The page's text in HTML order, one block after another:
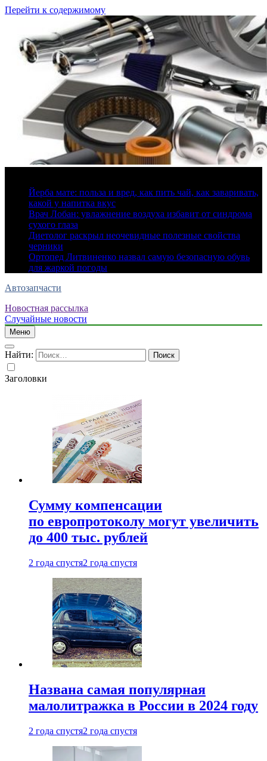
Перейти к содержимому
Йерба мате: польза и вред, как пить чай, как заваривать,
какой у напитка вкус
Врач Лобан: увлажнение воздуха избавит от синдрома
сухого глаза
Диетолог раскрыл неочевидные полезные свойства
черники
Ортопед Литвиненко назвал самую безопасную обувь
для жаркой погоды
Автозапчасти
Новостная рассылка
Случайные новости
Меню
Найти:
Заголовки
Сумму компенсации
по европротоколу могут увеличить
до 400 тыс. рублей
2 года спустя2 года спустя
Названа самая популярная
малолитражка в России в 2024 году
2 года спустя2 года спустя